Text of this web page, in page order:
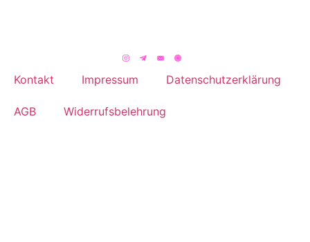
Kontakt Impressum Datenschutzerklärung
AGB Widerrufsbelehrung